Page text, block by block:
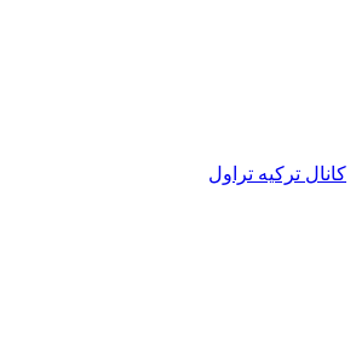
کانال ترکیه تراول